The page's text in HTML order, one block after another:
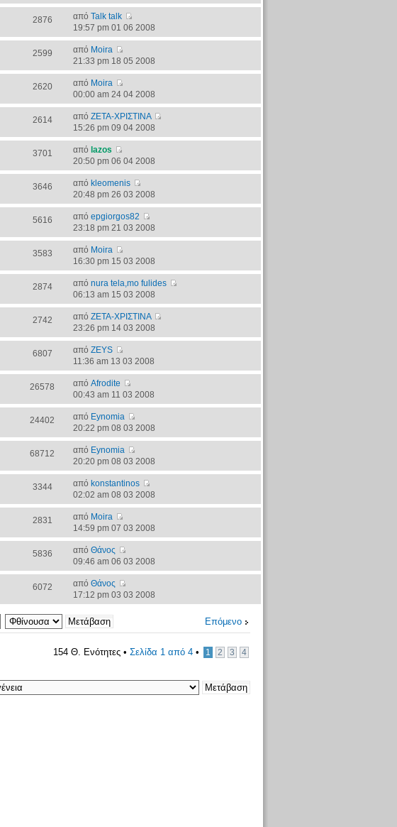
2876 απόTalk talk
19:57 pm 01 06 2008
2599 από Moira
21:33 pm 18 05 2008
2620 από Moira
00:00 am 24 04 2008
2614 απόΖΕΤΑ-ΧΡΙΣΤΙΝΑ
15:26 pm 09 04 2008
3701 από lazos
20:50 pm 06 04 2008
3646 από kleomenis
20:48 pm 26 03 2008
5616 απόepgiorgos82
23:18 pm 21 03 2008
3583 από Moira
16:30 pm 15 03 2008
2874 απόnura tela,mo fulides
06:13 am 15 03 2008
2742 απόΖΕΤΑ-ΧΡΙΣΤΙΝΑ
23:26 pm 14 03 2008
6807 απόZEYS
11:36 am 13 03 2008
26578 απόAfrodite
00:43 am 11 03 2008
24402 από Eynomia
20:22 pm 08 03 2008
68712 από Eynomia
20:20 pm 08 03 2008
3344 από konstantinos
02:02 am 08 03 2008
2831 από Moira
14:59 pm 07 03 2008
5836 απόΘάνος
09:46 am 06 03 2008
6072 απόΘάνος
17:12 pm 03 03 2008
Επόμενο
154 Θ. Ενότητες • Σελίδα 1από 4• 1 2 3 4